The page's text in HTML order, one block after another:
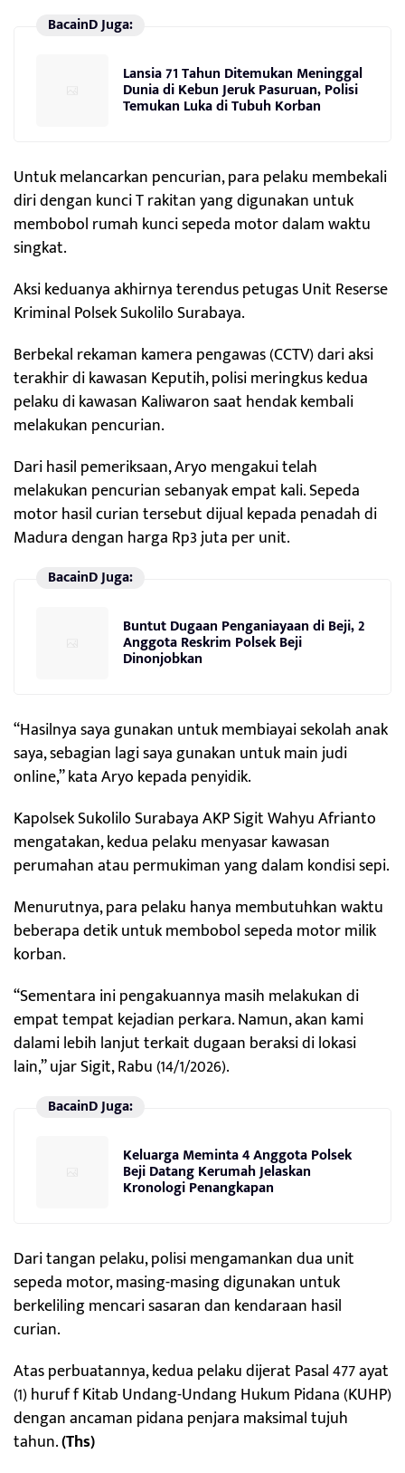
BacainD Juga:
Lansia 71 Tahun Ditemukan Meninggal
Dunia di Kebun Jeruk Pasuruan, Polisi
Temukan Luka di Tubuh Korban
Untuk melancarkan pencurian, para pelaku membekali
diri dengan kunci T rakitan yang digunakan untuk
membobol rumah kunci sepeda motor dalam waktu
singkat.
Aksi keduanya akhirnya terendus petugas Unit Reserse
Kriminal Polsek Sukolilo Surabaya.
Berbekal rekaman kamera pengawas (CCTV) dari aksi
terakhir di kawasan Keputih, polisi meringkus kedua
pelaku di kawasan Kaliwaron saat hendak kembali
melakukan pencurian.
Dari hasil pemeriksaan, Aryo mengakui telah
melakukan pencurian sebanyak empat kali. Sepeda
motor hasil curian tersebut dijual kepada penadah di
Madura dengan harga Rp3 juta per unit.
BacainD Juga:
Buntut Dugaan Penganiayaan di Beji, 2
Anggota Reskrim Polsek Beji
Dinonjobkan
“Hasilnya saya gunakan untuk membiayai sekolah anak
saya, sebagian lagi saya gunakan untuk main judi
online,” kata Aryo kepada penyidik.
Kapolsek Sukolilo Surabaya AKP Sigit Wahyu Afrianto
mengatakan, kedua pelaku menyasar kawasan
perumahan atau permukiman yang dalam kondisi sepi.
Menurutnya, para pelaku hanya membutuhkan waktu
beberapa detik untuk membobol sepeda motor milik
korban.
“Sementara ini pengakuannya masih melakukan di
empat tempat kejadian perkara. Namun, akan kami
dalami lebih lanjut terkait dugaan beraksi di lokasi
lain,” ujar Sigit, Rabu (14/1/2026).
BacainD Juga:
Keluarga Meminta 4 Anggota Polsek
Beji Datang Kerumah Jelaskan
Kronologi Penangkapan
Dari tangan pelaku, polisi mengamankan dua unit
sepeda motor, masing-masing digunakan untuk
berkeliling mencari sasaran dan kendaraan hasil
curian.
Atas perbuatannya, kedua pelaku dijerat Pasal 477 ayat
(1) huruf f Kitab Undang-Undang Hukum Pidana (KUHP)
dengan ancaman pidana penjara maksimal tujuh
tahun.(Ths)